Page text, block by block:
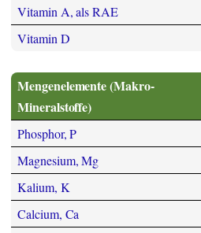
Vitamin A, als RAE
Vitamin D
Mengenelemente (Makro-
Mineralstoffe)
Phosphor, P
Magnesium, Mg
Kalium, K
Calcium, Ca